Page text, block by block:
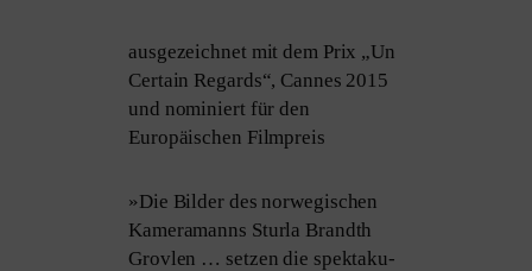
aus­ge­zeich­net mit dem Prix „Un
Certain Regards“, Cannes 2015
und nomi­niert für den
Europäischen Filmpreis
»Die Bilder des nor­we­gi­schen
Kameramanns Sturla Brandth
Grovlen … set­zen die spek­ta­ku­